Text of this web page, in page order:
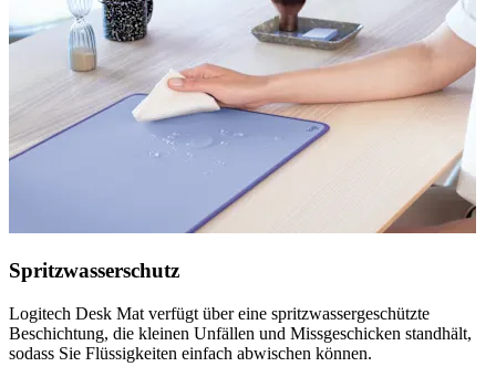
Spritzwasserschutz
Logitech Desk Mat verfügt über eine spritzwassergeschützte
Beschichtung, die kleinen Unfällen und Missgeschicken standhält,
sodass Sie Flüssigkeiten einfach abwischen können.